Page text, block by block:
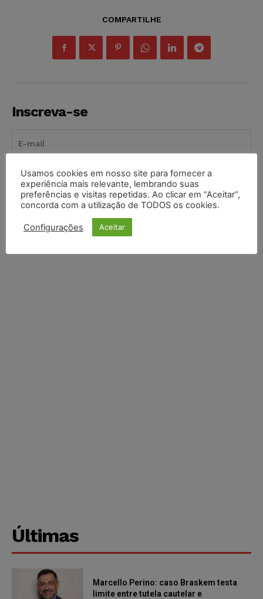
COMPARTILHE
Inscreva-se
INSCREVER
Li e aceito aPolítica de Privacidade.
Últimas
Marcello Perino: caso Braskem testa
limite entre tutela cautelar e
Usamos cookies em nosso site para fornecer a
experiência mais relevante, lembrando suas
preferências e visitas repetidas. Ao clicar em “Aceitar”,
concorda com a utilização de TODOS os cookies.
Configurações Aceitar